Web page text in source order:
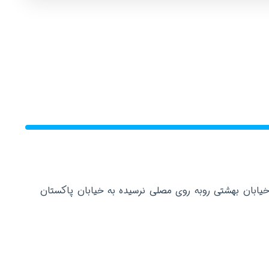
بهشتی روبه روی مصلی نرسیده به خیابان پاکستان